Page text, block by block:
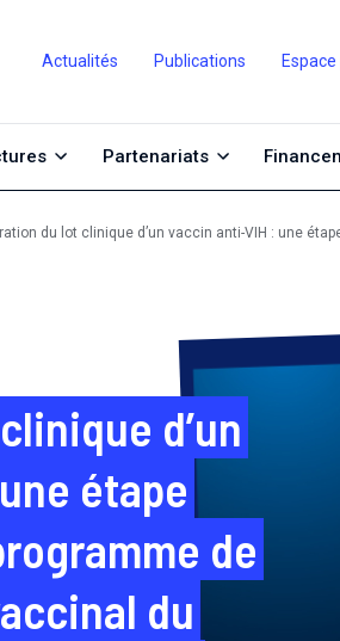
Actualités Publications
Partenariats
du lot clinique d’un vaccin anti-VIH : une
d’un
étape
de
du